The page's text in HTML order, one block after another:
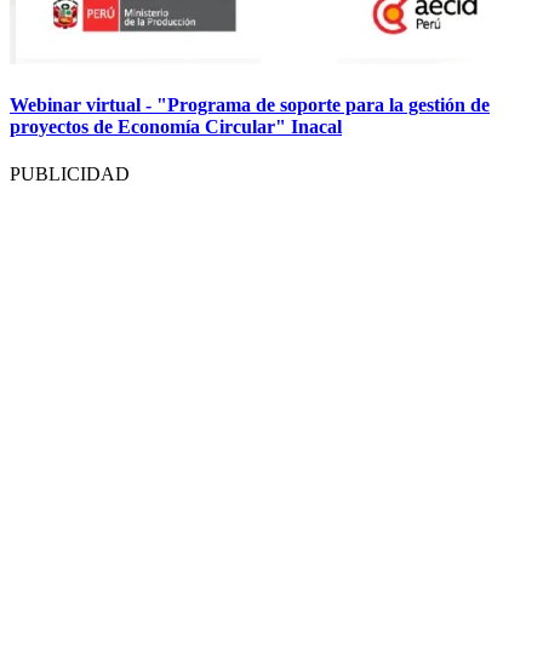
Webinar virtual - "Programa de soporte para la gestión de
proyectos de Economía Circular" Inacal
PUBLICIDAD